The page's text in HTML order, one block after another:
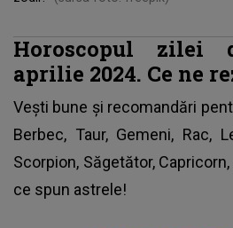
Horoscopul zilei
aprilie 2024. Ce ne
Vești bune și recomandări
Berbec, Taur, Gemeni, Rac,
Scorpion, Săgetător,
ce spun astrele!